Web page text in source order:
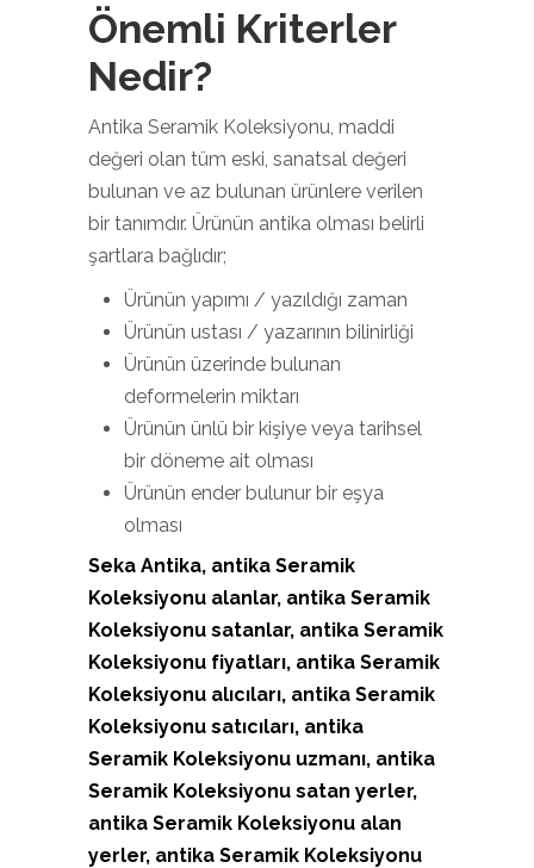
Önemli Kriterler
Nedir?
Antika Seramik Koleksiyonu, maddi
değeri olan tüm eski, sanatsal değeri
bulunan ve az bulunan ürünlere verilen
bir tanımdır. Ürünün antika olması belirli
şartlara bağlıdır;
Ürünün yapımı / yazıldığı zaman
Ürünün ustası / yazarının bilinirliği
Ürünün üzerinde bulunan
deformelerin miktarı
Ürünün ünlü bir kişiye veya tarihsel
bir döneme ait olması
Ürünün ender bulunur bir eşya
olması
Seka Antika, antika Seramik
Koleksiyonu alanlar, antika Seramik
Koleksiyonu satanlar, antika Seramik
Koleksiyonu fiyatları, antika Seramik
Koleksiyonu alıcıları, antika Seramik
Koleksiyonu satıcıları, antika
Seramik Koleksiyonu uzmanı, antika
Seramik Koleksiyonu satan yerler,
antika Seramik Koleksiyonu alan
yerler, antika Seramik Koleksiyonu